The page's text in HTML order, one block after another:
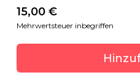
15,00 €
Mehrwertsteuer inbegriffen